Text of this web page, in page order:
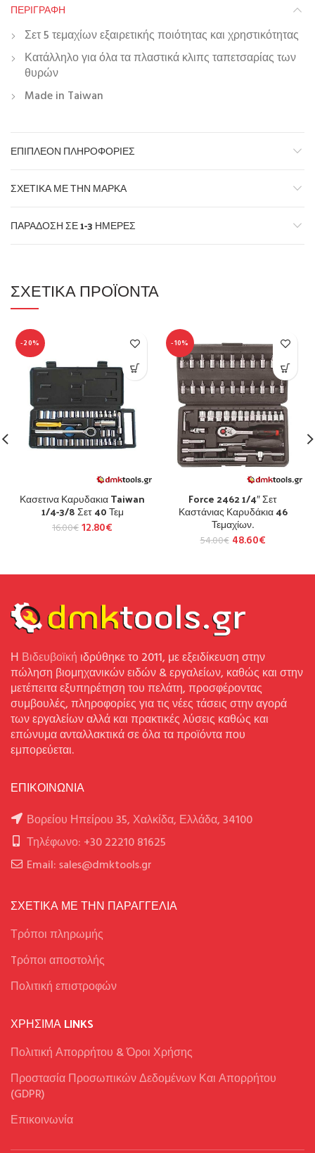
ΠΕΡΙΓΡΑΦΉ
Σετ 5 τεμαχίων εξαιρετικής ποιότητας και χρηστικότητας
Κατάλληλο για όλα τα πλαστικά κλιπς ταπετσαρίας των
θυρών
Made in Taiwan
ΕΠΙΠΛΈΟΝ ΠΛΗΡΟΦΟΡΊΕΣ
ΣΧΕΤΙΚΆ ΜΕ ΤΗΝ ΜΆΡΚΑ
ΠΑΡΆΔΟΣΗ ΣΕ 1-3 ΗΜΈΡΕΣ
ΣΧΕΤΙΚΆ ΠΡΟΪΌΝΤΑ
-20%
Κασετινα Καρυδακια Taiwan
1/4-3/8 Σετ 40 Τεμ
16.00€12.80€
-10%
Force 2462 1/4″ Σετ
Καστάνιας Καρυδάκια 46
Τεμαχίων.
54.00€ 48.60€
Η Βιδευβοϊκή ιδρύθηκε το 2011, με εξειδίκευση στην
πώληση βιομηχανικών ειδών & εργαλείων, καθώς και στην
μετέπειτα εξυπηρέτηση του πελάτη, προσφέροντας
συμβουλές, πληροφορίες για τις νέες τάσεις στην αγορά
των εργαλείων αλλά και πρακτικές λύσεις καθώς και
επώνυμα ανταλλακτικά σε όλα τα προϊόντα που
εμπορεύεται.
ΕΠΙΚΟΙΝΩΝΙΑ
Βορείου Ηπείρου 35, Χαλκίδα, Ελλάδα, 34100
Τηλέφωνο: +30 22210 81625
Email: sales@dmktools.gr
ΣΧΕΤΙΚΑ ΜΕ ΤΗΝ ΠΑΡΑΓΓΕΛΙΑ
Τρόποι πληρωμής
Tρόποι αποστολής
Πολιτική επιστροφών
ΧΡΉΣΙΜΑ LINKS
Πολιτική Απορρήτου & Όροι Χρήσης
Προστασία Προσωπικών Δεδομένων Και Απορρήτου
(GDPR)
Επικοινωνία